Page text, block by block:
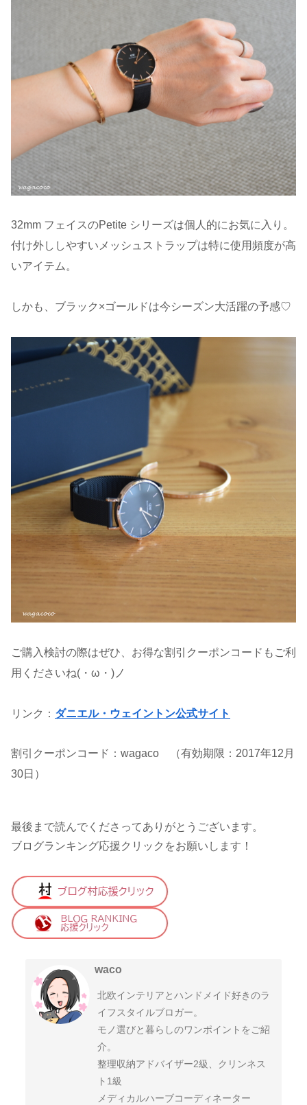
32mm フェイスのPetite シリーズは個人的にお気に入り。
付け外ししやすいメッシュストラップは特に使用頻度が高
いアイテム。
しかも、ブラック×ゴールドは今シーズン大活躍の予感♡
ご購入検討の際はぜひ、お得な割引クーポンコードもご利
用くださいね(・ω・)ノ
リンク： ダニエル・ウェイントン公式サイト
割引クーポンコード：wagaco （有効期限：2017年12月
30日）
最後まで読んでくださってありがとうございます。
ブログランキング応援クリックをお願いします！
waco
北欧インテリアとハンドメイド好きのラ
イフスタイルブロガー。
モノ選びと暮らしのワンポイントをご紹
介。
整理収納アドバイザー2級、クリンネス
ト1級
メディカルハーブコーディネーター